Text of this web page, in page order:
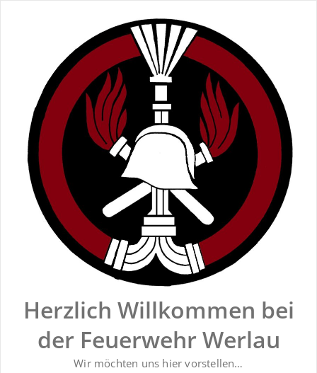
Herzlich Willkommen bei
der Feuerwehr Werlau
Wir möchten uns hier vorstellen…